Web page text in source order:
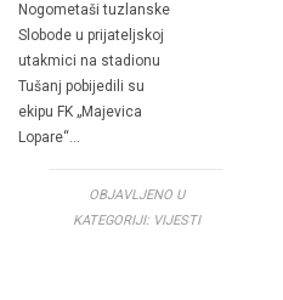
Nogometaši tuzlanske
Slobode u prijateljskoj
utakmici na stadionu
Tušanj pobijedili su
ekipu FK „Majevica
Lopare“…
OBJAVLJENO U
KATEGORIJI: VIJESTI